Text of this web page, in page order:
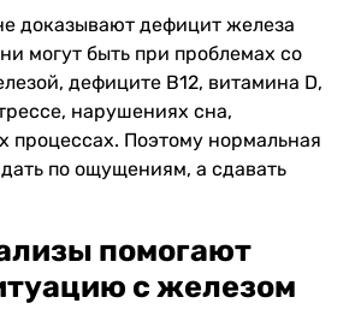
доказывают дефицит железа
могут быть при проблемах со
дефиците B12, витамина D,
нарушениях сна,
процессах. Поэтому нормальная
по ощущениям, а сдавать
помогают
с железом